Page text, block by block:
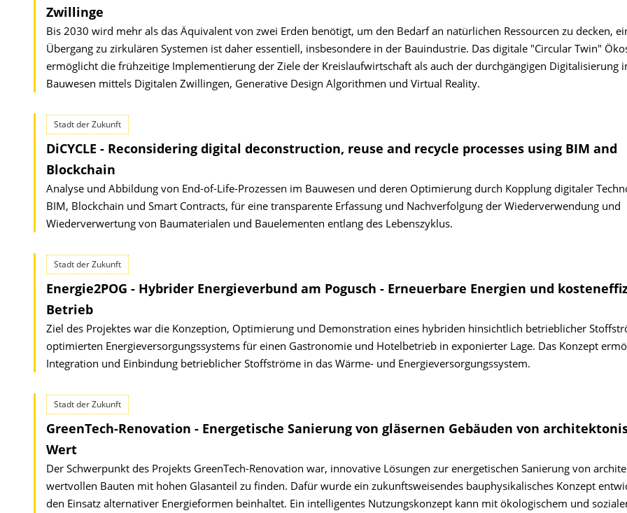
Zwillinge
Bis 2030 wird mehr als das Äquivalent von zwei Erden benötigt, um den Bedarf an natürlichen Ressourcen zu decken,
Übergang zu zirkulären Systemen ist daher essentiell, insbesondere in der Bauindustrie. Das digitale "Circular Twin"
ermöglicht die frühzeitige Implementierung der Ziele der Kreislaufwirtschaft als auch der durchgängigen Digitalisierung
Bauwesen mittels Digitalen Zwillingen, Generative Design Algorithmen und Virtual Reality.
Stadt der Zukunft
DiCYCLE - Reconsidering digital deconstruction, reuse and recycle processes using BIM and
Blockchain
Analyse und Abbildung von End-of-Life-Prozessen im Bauwesen und deren Optimierung durch Kopplung digitaler
BIM, Blockchain und Smart Contracts, für eine transparente Erfassung und Nachverfolgung der Wiederverwendung und
Wiederverwertung von Baumaterialen und Bauelementen entlang des Lebenszyklus.
Stadt der Zukunft
Energie2POG - Hybrider Energieverbund am Pogusch - Erneuerbare Energien und
Betrieb
Ziel des Projektes war die Konzeption, Optimierung und Demonstration eines hybriden hinsichtlich betrieblicher
optimierten Energieversorgungs­systems für einen Gastronomie und Hotelbetrieb in exponierter Lage. Das Konzept
Integration und Einbindung betrieblicher Stoffströme in das Wärme- und Energieversorgungs­system.
Stadt der Zukunft
GreenTech-Renovation - Energetische Sanierung von gläsernen Gebäuden von
Wert
Der Schwerpunkt des Projekts GreenTech-Renovation war, innovative Lösungen zur energetischen Sanierung von
wertvollen Bauten mit hohen Glasanteil zu finden. Dafür wurde ein zukunftsweisendes bauphysikalisches Konzept
den Einsatz alternativer Energieformen beinhaltet. Ein intelligentes Nutzungskonzept kann mit ökologischem und